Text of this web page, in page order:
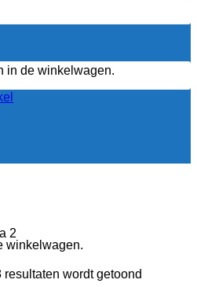
in de winkelwagen.
winkelwagen.
2
wordt getoond